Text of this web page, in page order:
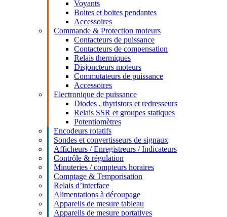
Voyants
Boites et boites pendantes
Accessoires
Commande & Protection moteurs
Contacteurs de puissance
Contacteurs de compensation
Relais thermiques
Disjoncteurs moteurs
Commutateurs de puissance
Accessoires
Electronique de puissance
Diodes , thyristors et redresseurs
Relais SSR et groupes statiques
Potentiomètres
Encodeurs rotatifs
Sondes et convertisseurs de signaux
Afficheurs / Enregistreurs / Indicateurs
Contrôle & régulation
Minuteries / compteurs horaires
Comptage & Temporisation
Relais d’interface
Alimentations à découpage
Appareils de mesure tableau
Appareils de mesure portatives